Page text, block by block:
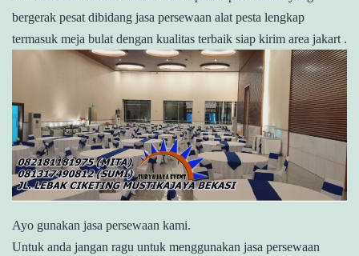
bergerak pesat dibidang jasa persewaan alat pesta lengkap
termasuk meja bulat dengan kualitas terbaik siap kirim area jakart .
Ayo gunakan jasa persewaan kami.
Untuk anda jangan ragu untuk menggunakan jasa persewaan